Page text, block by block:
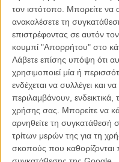
τον ιστότοπο. Μπορείτε να
ανακαλέσετε τη
επιστρέφοντας σε αυτόν
κουμπί "Απορρήτου" στο
Λάβετε επίσης υπόψη ότι
χρησιμοποιεί μία ή
ενδέχεται να συλλέγει και
περιλαμβάνουν,
χρήσης σας. Μπορείτε να
αρνηθείτε τη συγκατάθεσή
τρίτων μερών της για τη
σκοπούς που